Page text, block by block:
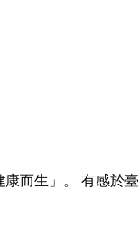
而生」。 有感於